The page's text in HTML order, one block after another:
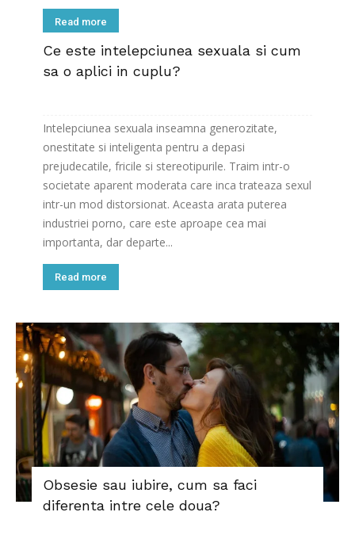
Read more
Ce este intelepciunea sexuala si cum
sa o aplici in cuplu?
Intelepciunea sexuala inseamna generozitate,
onestitate si inteligenta pentru a depasi
prejudecatile, fricile si stereotipurile. Traim intr-o
societate aparent moderata care inca trateaza sexul
intr-un mod distorsionat. Aceasta arata puterea
industriei porno, care este aproape cea mai
importanta, dar departe...
Read more
Obsesie sau iubire, cum sa faci
diferenta intre cele doua?